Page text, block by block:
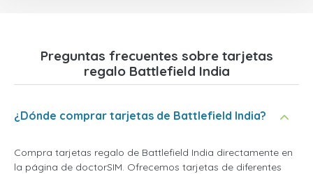
Preguntas frecuentes sobre tarjetas
regalo Battlefield India
¿Dónde comprar tarjetas de Battlefield India?
Compra tarjetas regalo de Battlefield India directamente en
la página de doctorSIM. Ofrecemos tarjetas de diferentes